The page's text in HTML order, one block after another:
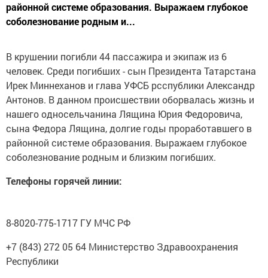
районной системе образования. Выражаем глубокое
соболезнование родным и...
В крушении погибли 44 пассажира и экипаж из 6
человек. Среди погибших - сын Президента Татарстана
Ирек Миннеханов и глава УФСБ рсспублики Александр
Антонов. В данном происшествии оборвалась жизнь и
нашего односельчанина Лящина Юрия Федоровича,
сына Федора Лящина, долгие годы проработавшего в
районной системе образования. Выражаем глубокое
соболезнование родным и близким погибших.
Телефоны горячей линии:
8-8020-775-1717 ГУ МЧС РФ
+7 (843) 272 05 64 Министерство Здравоохранения
Республики